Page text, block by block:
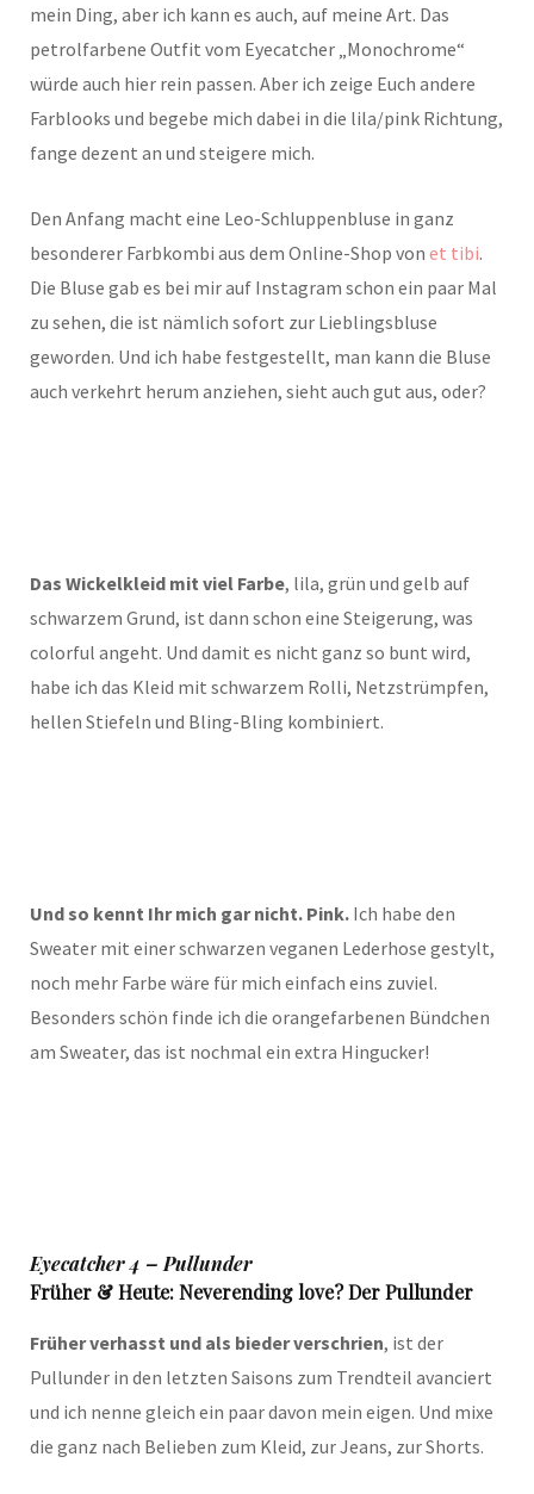
mein Ding, aber ich kann es auch, auf meine Art. Das
petrolfarbene Outfit vom Eyecatcher „Monochrome“
würde auch hier rein passen. Aber ich zeige Euch andere
Farblooks und begebe mich dabei in die lila/pink Richtung,
fange dezent an und steigere mich.
Den Anfang macht eine Leo-Schluppenbluse in ganz
besonderer Farbkombi aus dem Online-Shop von et tibi.
Die Bluse gab es bei mir auf Instagram schon ein paar Mal
zu sehen, die ist nämlich sofort zur Lieblingsbluse
geworden. Und ich habe festgestellt, man kann die Bluse
auch verkehrt herum anziehen, sieht auch gut aus, oder?
Das Wickelkleid mit viel Farbe, lila, grün und gelb auf
schwarzem Grund, ist dann schon eine Steigerung, was
colorful angeht. Und damit es nicht ganz so bunt wird,
habe ich das Kleid mit schwarzem Rolli, Netzstrümpfen,
hellen Stiefeln und Bling-Bling kombiniert.
Und so kennt Ihr mich gar nicht. Pink. Ich habe den
Sweater mit einer schwarzen veganen Lederhose gestylt,
noch mehr Farbe wäre für mich einfach eins zuviel.
Besonders schön finde ich die orangefarbenen Bündchen
am Sweater, das ist nochmal ein extra Hingucker!
Eyecatcher 4 – Pullunder
Früher & Heute: Neverending love? Der Pullunder
Früher verhasst und als bieder verschrien, ist der
Pullunder in den letzten Saisons zum Trendteil avanciert
und ich nenne gleich ein paar davon mein eigen. Und mixe
die ganz nach Belieben zum Kleid, zur Jeans, zur Shorts.